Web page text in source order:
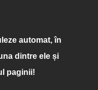
automat, în
dintre ele și
paginii!